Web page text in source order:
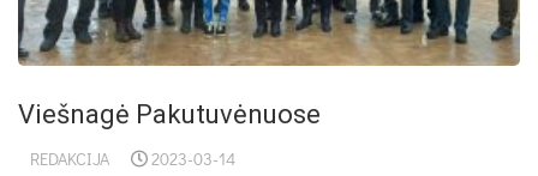
Viešnagė Pakutuvėnuose
REDAKCIJA 2023-03-14